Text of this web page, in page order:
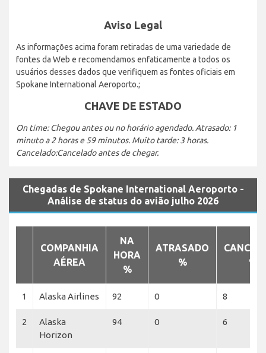
Aviso Legal
As informações acima foram retiradas de uma variedade de
fontes da Web e recomendamos enfaticamente a todos os
usuários desses dados que verifiquem as fontes oficiais em
Spokane International Aeroporto.;
CHAVE DE ESTADO
On time: Chegou antes ou no horário agendado. Atrasado: 1
minuto a 2 horas e 59 minutos. Muito tarde: 3 horas.
Cancelado:Cancelado antes de chegar.
Chegadas de Spokane International Aeroporto -
Análise de status do avião julho 2026
COMPANHIA
AÉREA
NA
HORA
%
ATRASADO
%
%
1 Alaska Airlines 92 0 8
2
Alaska
Horizon
94 0 6